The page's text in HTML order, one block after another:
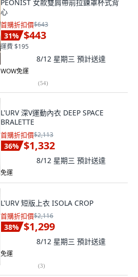
PEONIST 女款雙肩帶前拉鍊罩杯式背
心
首購折扣價$643
31% $443
運費 $195
8/12 星期三 預計送達
WOW免運
(54)
L'URV 深V運動內衣 DEEP SPACE
BRALETTE
首購折扣價$2,113
36% $1,332
8/12 星期三 預計送達
免運
L'URV 短版上衣 ISOLA CROP
首購折扣價$2,116
38% $1,299
8/12 星期三 預計送達
免運
(3)